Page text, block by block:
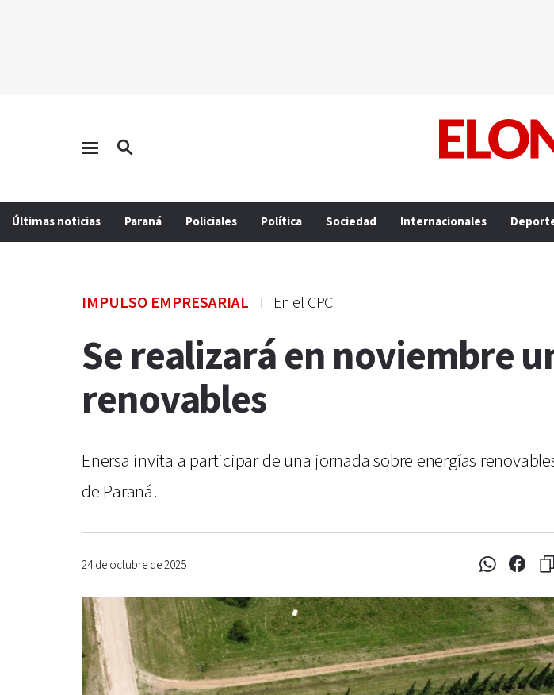
Últimas noticias Paraná Policiales Política Sociedad Internacionales
IMPULSO EMPRESARIAL En el CPC
Se realizará en noviembre
renovables
Enersa invita a participar de una jornada sobre energías
de Paraná.
24 de octubre de 2025